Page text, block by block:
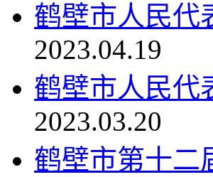
鹤壁市人民代
2023.04.19
鹤壁市人民代
2023.03.20
鹤壁市第十二